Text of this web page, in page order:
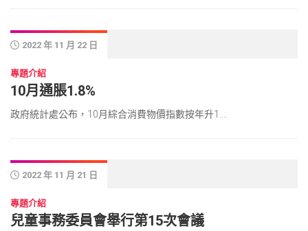
2022 年 11 月 22 日
專題介紹
10月通脹1.8%
政府統計處公布，10月綜合消費物價指數按年升1....
2022 年 11 月 21 日
專題介紹
兒童事務委員會舉行第15次會議